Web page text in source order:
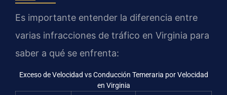
Es importante entender la diferencia entre
varias infracciones de tráfico en Virginia para
saber a qué se enfrenta:
Exceso de Velocidad vs Conducción Temeraria por Velocidad
en Virginia